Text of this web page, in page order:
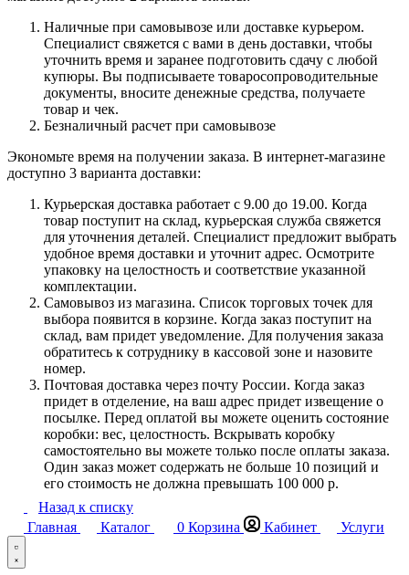
Наличные при самовывозе или доставке курьером.
Специалист свяжется с вами в день доставки, чтобы
уточнить время и заранее подготовить сдачу с любой
купюры. Вы подписываете товаросопроводительные
документы, вносите денежные средства, получаете
товар и чек.
Безналичный расчет при самовывозе
Экономьте время на получении заказа. В интернет-магазине
доступно 3 варианта доставки:
Курьерская доставка работает с 9.00 до 19.00. Когда
товар поступит на склад, курьерская служба свяжется
для уточнения деталей. Специалист предложит выбрать
удобное время доставки и уточнит адрес. Осмотрите
упаковку на целостность и соответствие указанной
комплектации.
Самовывоз из магазина. Список торговых точек для
выбора появится в корзине. Когда заказ поступит на
склад, вам придет уведомление. Для получения заказа
обратитесь к сотруднику в кассовой зоне и назовите
номер.
Почтовая доставка через почту России. Когда заказ
придет в отделение, на ваш адрес придет извещение о
посылке. Перед оплатой вы можете оценить состояние
коробки: вес, целостность. Вскрывать коробку
самостоятельно вы можете только после оплаты заказа.
Один заказ может содержать не больше 10 позиций и
его стоимость не должна превышать 100 000 р.
Назад к списку
Главная
Каталог 0 Корзина Кабинет Услуги